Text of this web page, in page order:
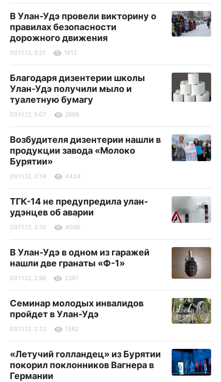
В Улан-Удэ провели викторину о
правилах безопасности
дорожного движения
09.11.12, 5:21 1612
Благодаря дизентерии школы
Улан-Удэ получили мыло и
туалетную бумагу
09.11.12, 5:07 2669
Возбудителя дизентерии нашли в
продукции завода «Молоко
Бурятии»
09.11.12, 3:14 4434
ТГК-14 не предупредила улан-
удэнцев об аварии
09.11.12, 3:10 4066
В Улан-Удэ в одном из гаражей
нашли две гранаты «Ф-1»
09.11.12, 2:56 2361
Семинар молодых инвалидов
пройдет в Улан-Удэ
09.11.12, 2:32 1582
«Летучий голландец» из Бурятии
покорил поклонников Вагнера в
Германии